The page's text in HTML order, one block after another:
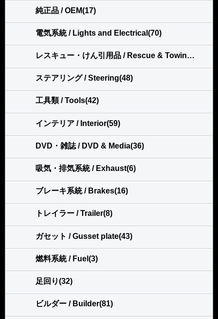
純正品 / OEM(17)
電気系統 / Lights and Electrical(70)
レスキュー・けん引用品 / Rescue & Towing(113)
ステアリング / Steering(48)
工具類 / Tools(42)
インテリア / Interior(59)
DVD・雑誌 / DVD & Media(36)
吸気・排気系統 / Exhaust(6)
ブレーキ系統 / Brakes(16)
トレイラー / Trailer(8)
ガセット / Gusset plate(43)
燃料系統 / Fuel(3)
足回り(32)
ビルダー / Builder(81)